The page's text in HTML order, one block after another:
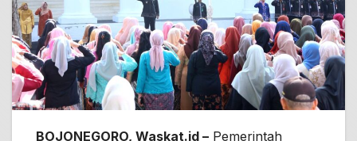
BOJONEGORO, Waskat.id – Pemerintah